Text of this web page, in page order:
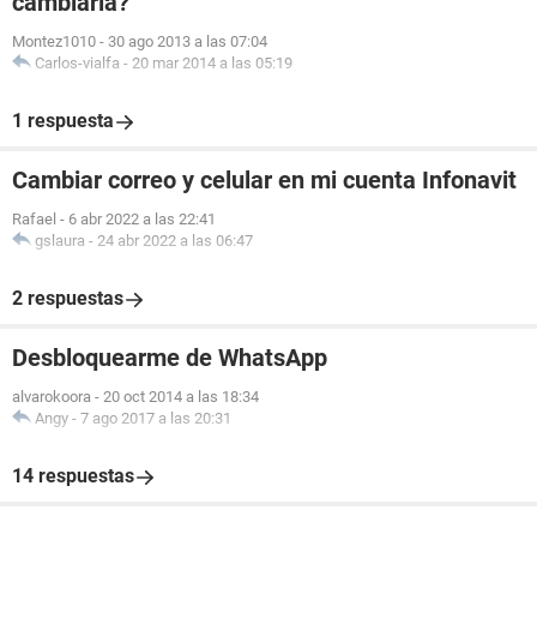
Montez1010 - 30 ago 2013 a las 07:04
Carlos-vialfa - 20 mar 2014 a las 05:19
1 respuesta
Cambiar correo y celular en mi cuenta Infonavit
Rafael - 6 abr 2022 a las 22:41
gslaura - 24 abr 2022 a las 06:47
2 respuestas
Desbloquearme de WhatsApp
alvarokoora - 20 oct 2014 a las 18:34
Angy - 7 ago 2017 a las 20:31
14 respuestas